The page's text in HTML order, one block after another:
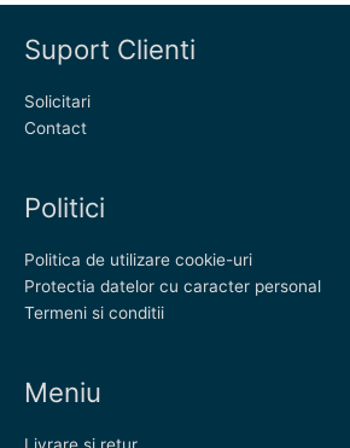
Suport Clienti
Solicitari
Contact
Politici
Politica de utilizare cookie-uri
Protectia datelor cu caracter personal
Termeni si conditii
Meniu
Livrare si retur